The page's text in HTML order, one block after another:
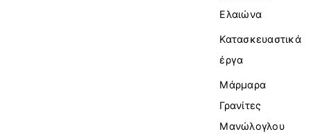
Ελαιώνα
Κατασκευαστικά
έργα
Μάρμαρα
Γρανίτες
Μανώλογλου